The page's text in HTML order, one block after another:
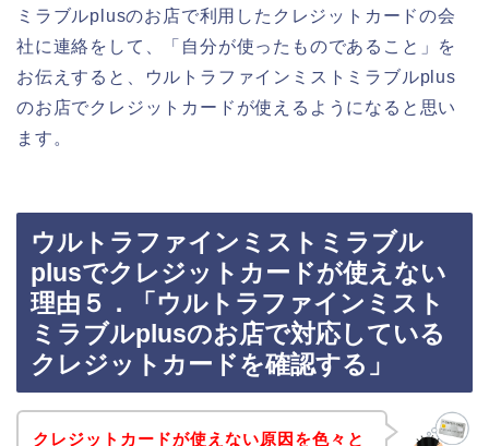
ミラブルplusのお店で利用したクレジットカードの会
社に連絡をして、「自分が使ったものであること」を
お伝えすると、ウルトラファインミストミラブルplus
のお店でクレジットカードが使えるようになると思い
ます。
ウルトラファインミストミラブル
plusでクレジットカードが使えない
理由５．「ウルトラファインミスト
ミラブルplusのお店で対応している
クレジットカードを確認する」
クレジットカードが使えない原因を色々と